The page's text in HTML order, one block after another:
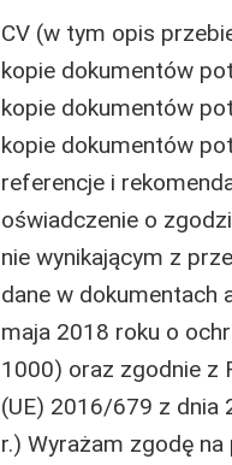
CV (w tym opis
kopie dokumentów
kopie dokumentów
kopie dokumentów
referencje i
oświadczenie o
nie wynikającym z
dane w dokumentach
maja 2018 roku o
1000) oraz zgodnie z
(UE) 2016/679 z dnia
r.) Wyrażam zgodę